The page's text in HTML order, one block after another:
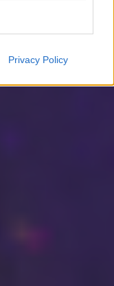
Privacy Policy